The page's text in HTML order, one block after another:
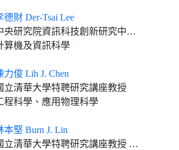
德財 Der-Tsai Lee
究院資訊科技創新研究中心、資訊所客座講座 中央研究院評議員 財團法人高等教育評鑑中心基金會董事長
算機及資訊科學
力俊 Lih J. Chen
立清華大學特聘研究講座教授
程科學、應用物理科學
本堅 Burn J. Lin
清華大學特聘研究講座教授 清大-台積電聯合研發中心主任 國立清華大學半導體研究學院院長